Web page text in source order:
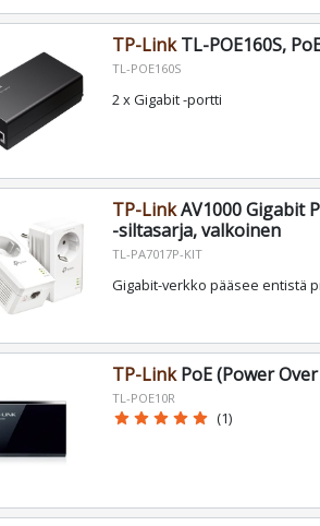
TP-LinkTL-POE160S,
TL-POE160S
2 x Gigabit -portti
TP-LinkAV1000 Gigabit
-siltasarja, valkoinen
TL-PA7017P-KIT
Gigabit-verkko pääsee entistä
TP-LinkPoE (Power
TL-POE10R
star star star star star (1)